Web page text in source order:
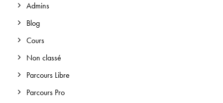
Admins
Blog
Cours
Non classé
Parcours Libre
Parcours Pro